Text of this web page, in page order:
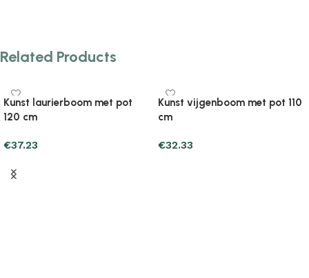
Related Products
Kunst laurierboom met pot
120 cm
€37.23
Kunst vijgenboom met pot 110
cm
€32.33